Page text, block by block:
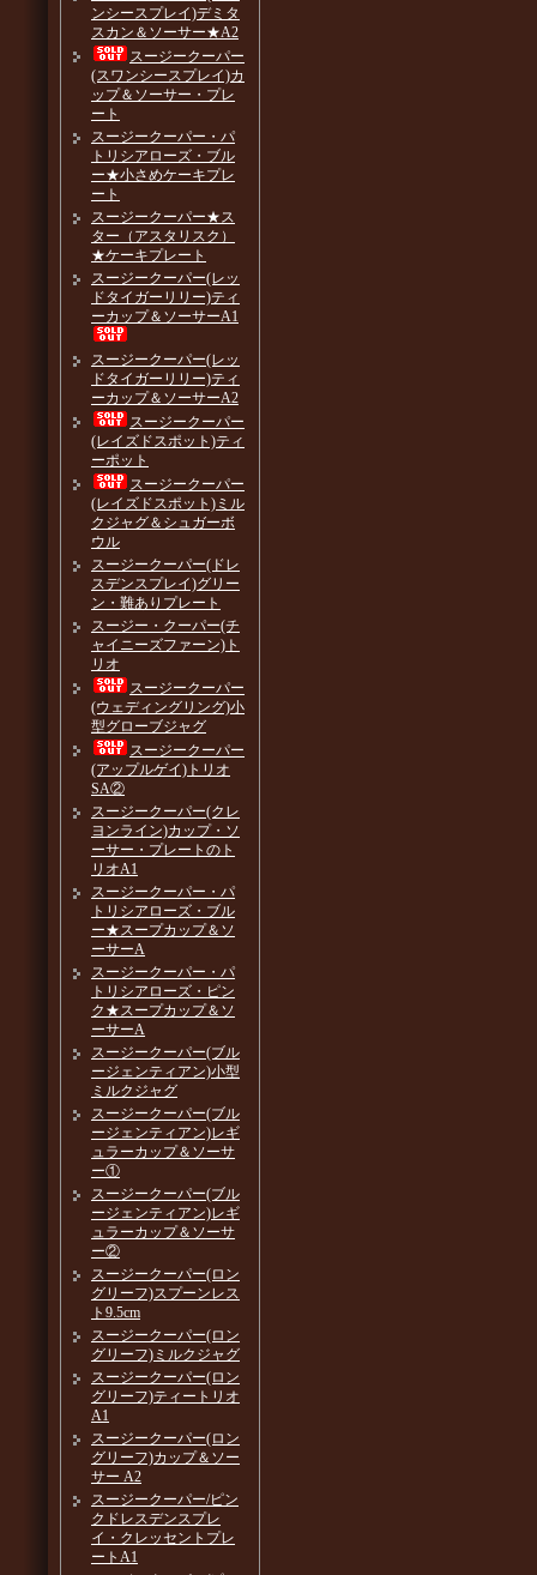
ンシースプレイ)デミタ
スカン＆ソーサー★A2
スージークーパー
(スワンシースプレイ)カ
ップ＆ソーサー・プレ
ート
スージークーパー・パ
トリシアローズ・ブル
ー★小さめケーキプレ
ート
スージークーパー★ス
ター（アスタリスク）
★ケーキプレート
スージークーパー(レッ
ドタイガーリリー)ティ
ーカップ＆ソーサーA1
スージークーパー(レッ
ドタイガーリリー)ティ
ーカップ＆ソーサーA2
スージークーパー
(レイズドスポット)ティ
ーポット
スージークーパー
(レイズドスポット)ミル
クジャグ＆シュガーボ
ウル
スージークーパー(ドレ
スデンスプレイ)グリー
ン・難ありプレート
スージー・クーパー(チ
ャイニーズファーン)ト
リオ
スージークーパー
(ウェディングリング)小
型グローブジャグ
スージークーパー
(アップルゲイ)トリオ
SA②
スージークーパー(クレ
ヨンライン)カップ・ソ
ーサー・プレートのト
リオA1
スージークーパー・パ
トリシアローズ・ブル
ー★スープカップ＆ソ
ーサーA
スージークーパー・パ
トリシアローズ・ピン
ク★スープカップ＆ソ
ーサーA
スージークーパー(ブル
ージェンティアン)小型
ミルクジャグ
スージークーパー(ブル
ージェンティアン)レギ
ュラーカップ＆ソーサ
ー①
スージークーパー(ブル
ージェンティアン)レギ
ュラーカップ＆ソーサ
ー②
スージークーパー(ロン
グリーフ)スプーンレス
ト9.5cm
スージークーパー(ロン
グリーフ)ミルクジャグ
スージークーパー(ロン
グリーフ)ティートリオ
A1
スージークーパー(ロン
グリーフ)カップ＆ソー
サー A2
スージークーパー/ピン
クドレスデンスプレ
イ・クレッセントプレ
ートA1